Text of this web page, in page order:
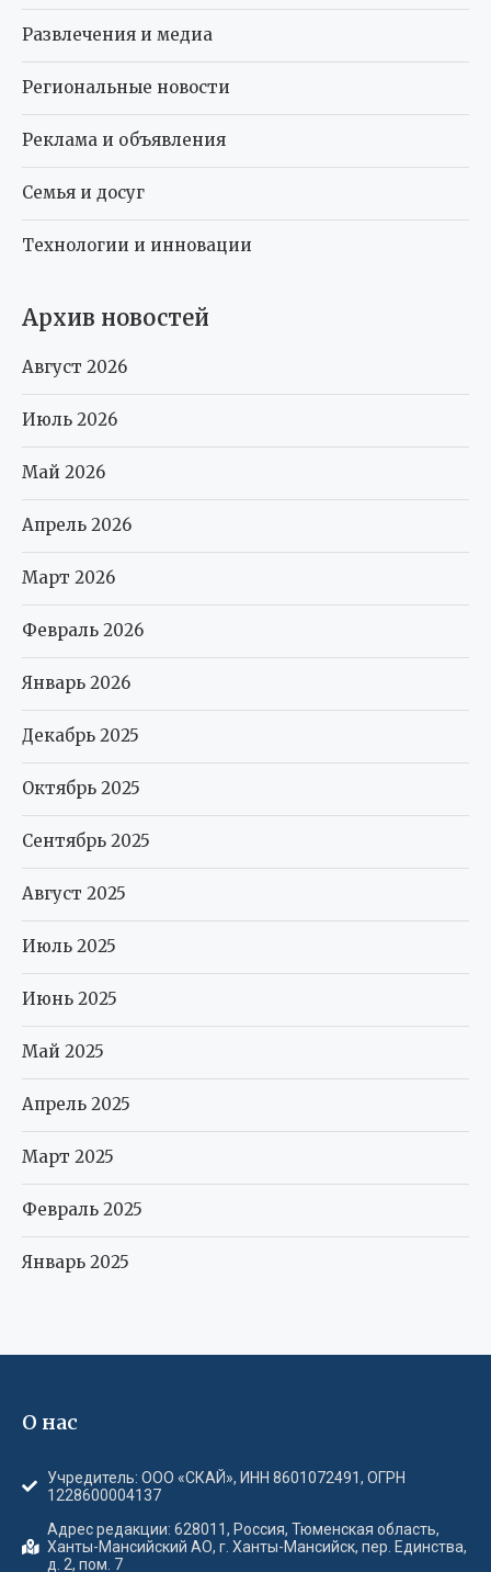
Развлечения и медиа
Региональные новости
Реклама и объявления
Семья и досуг
Технологии и инновации
Архив новостей
Август 2026
Июль 2026
Май 2026
Апрель 2026
Март 2026
Февраль 2026
Январь 2026
Декабрь 2025
Октябрь 2025
Сентябрь 2025
Август 2025
Июль 2025
Июнь 2025
Май 2025
Апрель 2025
Март 2025
Февраль 2025
Январь 2025
О нас
Учредитель: ООО «СКАЙ», ИНН 8601072491, ОГРН
1228600004137
Адрес редакции: 628011, Россия, Тюменская область,
Ханты-Мансийский АО, г. Ханты-Мансийск, пер. Единства,
д. 2, пом. 7